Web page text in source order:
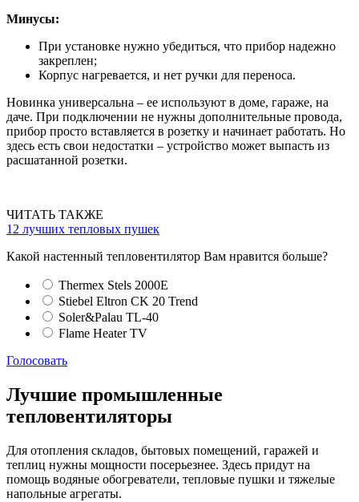
Минусы:
При установке нужно убедиться, что прибор надежно
закреплен;
Корпус нагревается, и нет ручки для переноса.
Новинка универсальна – ее используют в доме, гараже, на
даче. При подключении не нужны дополнительные провода,
прибор просто вставляется в розетку и начинает работать. Но
здесь есть свои недостатки – устройство может выпасть из
расшатанной розетки.
ЧИТАТЬ ТАКЖЕ
12 лучших тепловых пушек
Какой настенный тепловентилятор Вам нравится больше?
Thermex Stels 2000E
Stiebel Eltron CK 20 Trend
Soler&Palau TL-40
Flame Heater TV
Голосовать
Лучшие промышленные
тепловентиляторы
Для отопления складов, бытовых помещений, гаражей и
теплиц нужны мощности посерьезнее. Здесь придут на
помощь водяные обогреватели, тепловые пушки и тяжелые
напольные агрегаты.